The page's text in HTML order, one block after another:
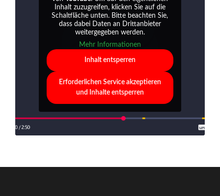
Inhalt zuzugreifen, klicken Sie auf die
Schaltfläche unten. Bitte beachten Sie,
dass dabei Daten an Drittanbieter
weitergegeben werden.
Mehr Informationen
Inhalt entsperren
Erforderlichen Service akzeptieren
und Inhalte entsperren